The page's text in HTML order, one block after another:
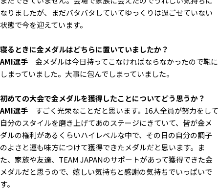
なりましたが、まだバタバタしていてゆっくりは過ごせていない
状態で今を迎えています。
――寝るときに金メダルはどちらに置いていましたか？
AMI選手 金メダルは今日持ってこなければならなかったので鞄に
しまっていました。大事に包んでしまっていました。
――初めての大会で金メダルを獲得したことについてどう思うか？
AMI選手 すごく光栄なことだと思います。16人全員が努力をして
自分のスタイルを磨き上げてあのステージにきていて、皆が金メ
ダルの権利があるくらいハイレベルな中で、その日の自分の調子
のよさと運も味方につけて獲得できたメダルだと思います。ま
た、家族や友達、TEAM JAPANのサポートがあって獲得できた金
メダルだと思うので、嬉しい気持ちと感謝の気持ちでいっぱいで
す。